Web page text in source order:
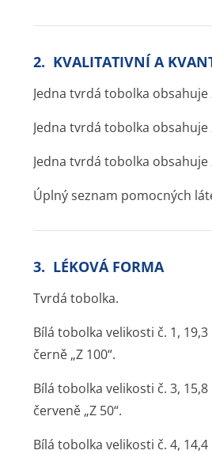
2. KVALITATIVNÍ A
Jedna tvrdá tobolka
Jedna tvrdá tobolka
Jedna tvrdá tobolka
Úplný seznam pomocných
3. LÉKOVÁ FORMA
Tvrdá tobolka.
Bílá tobolka velikosti č. 1,
černě „Z 100“.
Bílá tobolka velikosti č. 3,
červeně „Z 50“.
Bílá tobolka velikosti č. 4,